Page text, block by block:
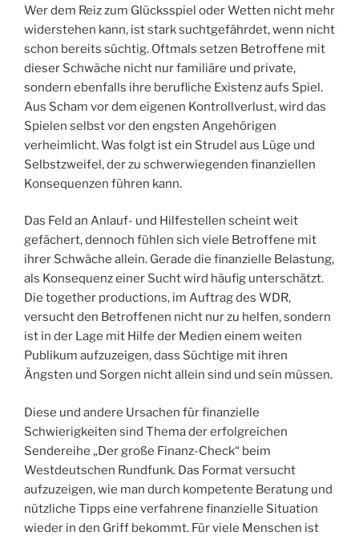
L
C
H
T
M
Wer dem Reiz zum Glücksspiel oder Wetten nicht mehr
widerstehen kann, ist stark suchtgefährdet, wenn nicht
schon bereits süchtig. Oftmals setzen Betroffene mit
dieser Schwäche nicht nur familiäre und private,
sondern ebenfalls ihre berufliche Existenz aufs Spiel.
Aus Scham vor dem eigenen Kontrollverlust, wird das
Spielen selbst vor den engsten Angehörigen
verheimlicht. Was folgt ist ein Strudel aus Lüge und
Selbstzweifel, der zu schwerwiegenden finanziellen
Konsequenzen führen kann.
Das Feld an Anlauf- und Hilfestellen scheint weit
gefächert, dennoch fühlen sich viele Betroffene mit
ihrer Schwäche allein. Gerade die finanzielle Belastung,
als Konsequenz einer Sucht wird häufig unterschätzt.
Die together productions, im Auftrag des WDR,
versucht den Betroffenen nicht nur zu helfen, sondern
ist in der Lage mit Hilfe der Medien einem weiten
Publikum aufzuzeigen, dass Süchtige mit ihren
Ängsten und Sorgen nicht allein sind und sein müssen.
Diese und andere Ursachen für finanzielle
Schwierigkeiten sind Thema der erfolgreichen
Sendereihe „Der große Finanz-Check“ beim
Westdeutschen Rundfunk. Das Format versucht
aufzuzeigen, wie man durch kompetente Beratung und
nützliche Tipps eine verfahrene finanzielle Situation
wieder in den Griff bekommt. Für viele Menschen ist